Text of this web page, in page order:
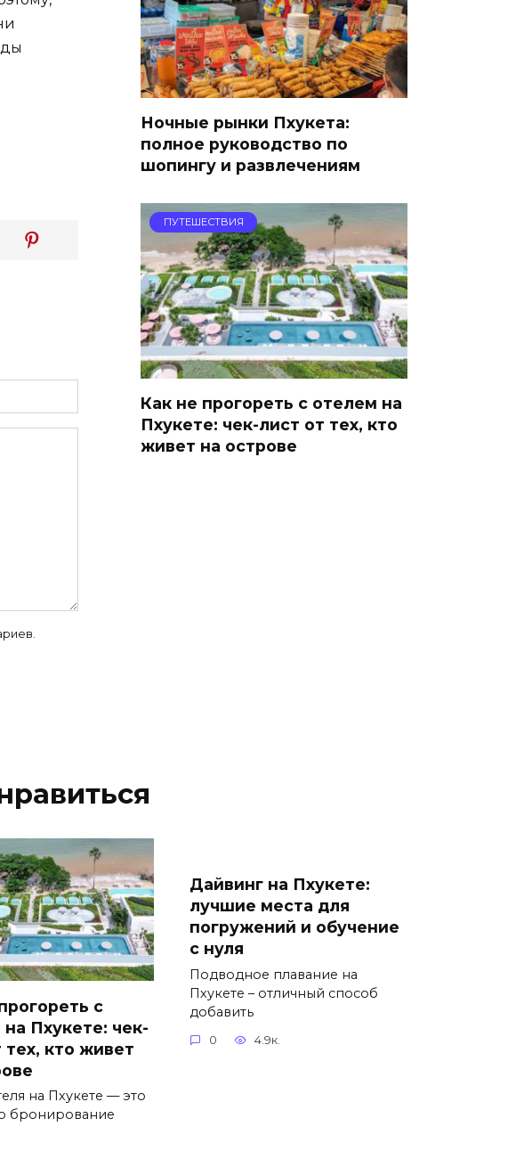
Ночные рынки Пхукета:
полное руководство по
шопингу и развлечениям
ПУТЕШЕСТВИЯ
Как не прогореть с отелем на
Пхукете: чек-лист от тех, кто
живет на острове
с
Пхукете: чек-
тех, кто живет
на Пхукете — это
бронирование
Дайвинг на Пхукете:
лучшие места для
погружений и обучение
с нуля
Подводное плавание на
Пхукете – отличный способ
добавить
0 4.9к.